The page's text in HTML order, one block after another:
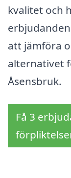
kvalitet och
att jämföra
alternativet
Åsensbruk.
Få 3